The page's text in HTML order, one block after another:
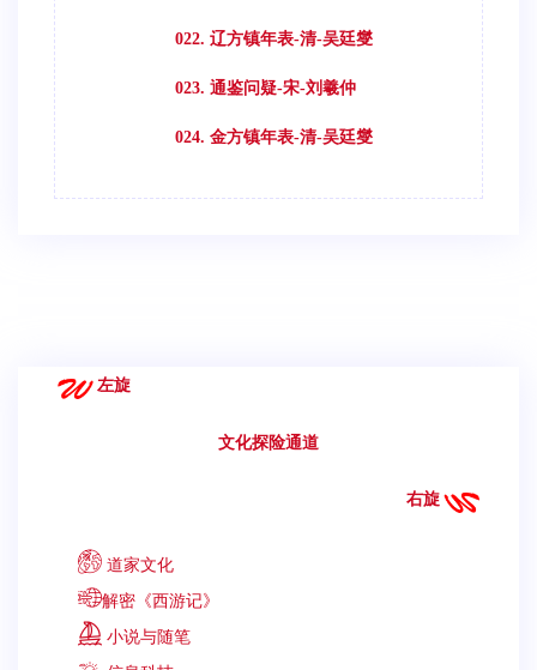
022. 辽方镇年表-清-吴廷燮
023. 通鉴问疑-宋-刘羲仲
024. 金方镇年表-清-吴廷燮
左旋
文化探险通道
右旋
道家文化
解密《西游记》
小说与随笔